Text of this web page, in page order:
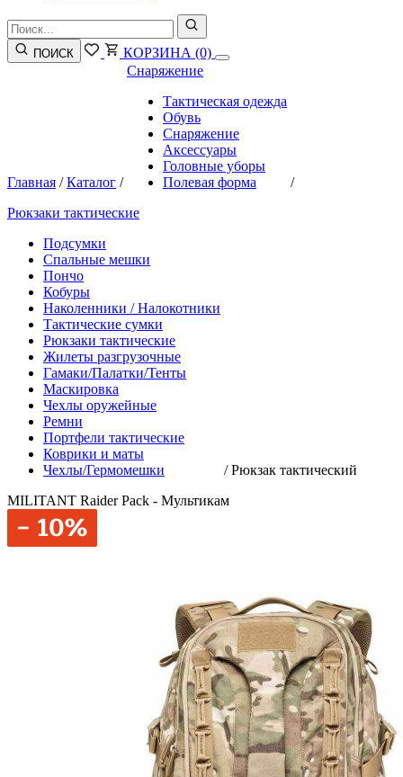
ПОИСК КОРЗИНА (0)
Главная /Каталог /
Снаряжение
Тактическая одежда
Обувь
Снаряжение
Аксессуары
Головные уборы
Полевая форма
/
Рюкзаки тактические
Подсумки
Спальные мешки
Пончо
Кобуры
Наколенники / Налокотники
Тактические сумки
Рюкзаки тактические
Жилеты разгрузочные
Гамаки/Палатки/Тенты
Маскировка
Чехлы оружейные
Ремни
Портфели тактические
Коврики и маты
Чехлы/Гермомешки
/Рюкзак тактический
MILITANT Raider Pack - Мультикам